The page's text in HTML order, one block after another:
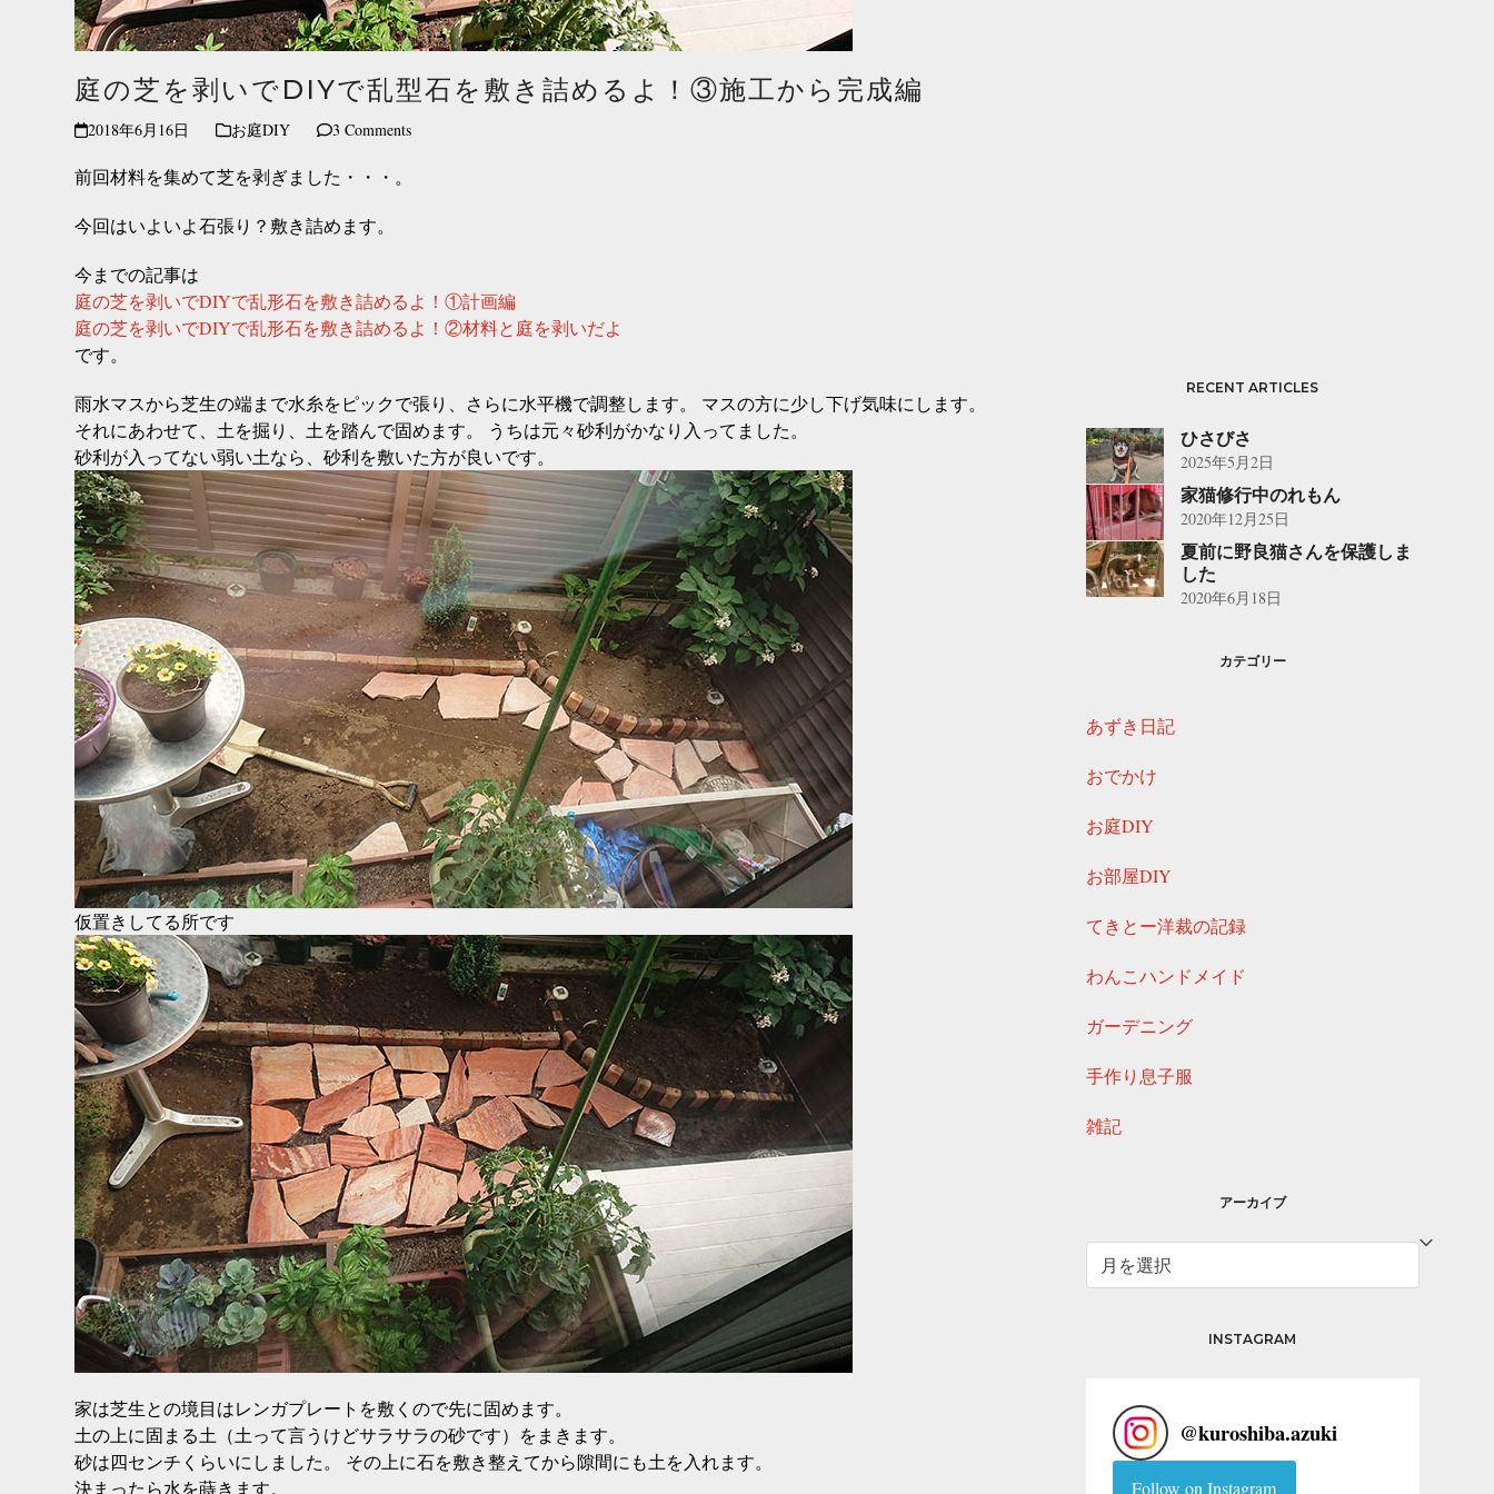
庭の芝を剥いでDIYで乱型石を敷き詰めるよ！③施工から完成編
2018年6月16日 お庭DIY 3 Comments
前回材料を集めて芝を剥ぎました・・・。
今回はいよいよ石張り？敷き詰めます。
今までの記事は
庭の芝を剥いでDIYで乱形石を敷き詰めるよ！①計画編
庭の芝を剥いでDIYで乱形石を敷き詰めるよ！②材料と庭を剥いだよ
です。
雨水マスから芝生の端まで水糸をピックで張り、さらに水平機で調整します。 マスの方に少し下げ気味にします。
それにあわせて、土を掘り、土を踏んで固めます。 うちは元々砂利がかなり入ってました。
砂利が入ってない弱い土なら、砂利を敷いた方が良いです。
仮置きしてる所です
家は芝生との境目はレンガプレートを敷くので先に固めます。
土の上に固まる土（土って言うけどサラサラの砂です）をまきます。
砂は四センチくらいにしました。 その上に石を敷き整えてから隙間にも土を入れます。
決まったら水を蒔きます。
RECENT ARTICLES
ひさびさ
2025年5月2日
家猫修行中のれもん
2020年12月25日
夏前に野良猫さんを保護しま
した
2020年6月18日
カテゴリー
あずき日記
おでかけ
お庭DIY
お部屋DIY
てきとー洋裁の記録
わんこハンドメイド
ガーデニング
手作り息子服
雑記
アーカイブ
ー
INSTAGRAM
@kuroshiba.azuki
Follow on Instagram